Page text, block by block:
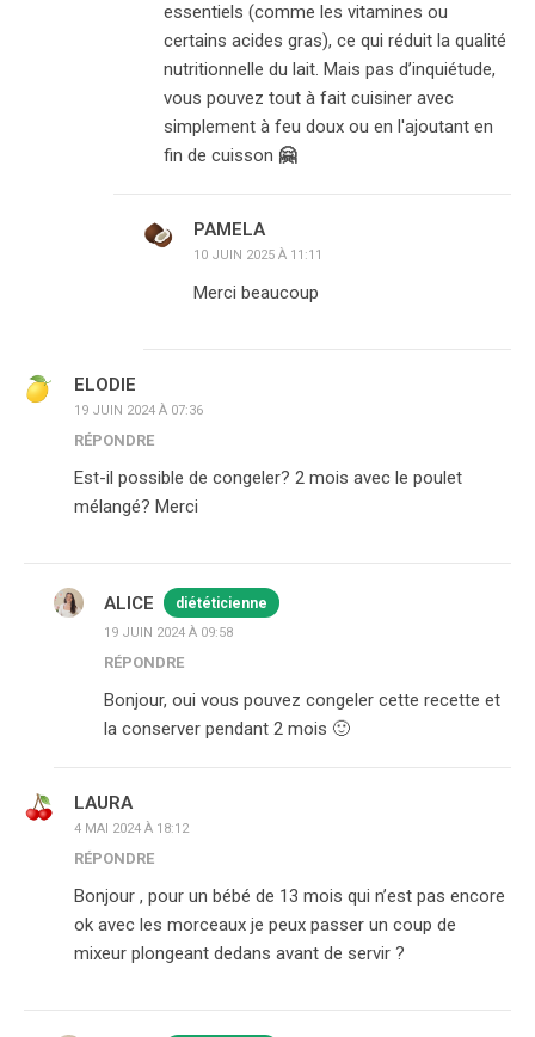
essentiels (comme les vitamines ou
certains acides gras), ce qui réduit la qualité
nutritionnelle du lait. Mais pas d’inquiétude,
vous pouvez tout à fait cuisiner avec
simplement à feu doux ou en l'ajoutant en
fin de cuisson 🤗
PAMELA
10 JUIN 2025 À 11:11
Merci beaucoup
ELODIE
19 JUIN 2024 À 07:36
RÉPONDRE
Est-il possible de congeler? 2 mois avec le poulet
mélangé? Merci
ALICE diététicienne
19 JUIN 2024 À 09:58
RÉPONDRE
Bonjour, oui vous pouvez congeler cette recette et
la conserver pendant 2 mois 🙂
LAURA
4 MAI 2024 À 18:12
RÉPONDRE
Bonjour , pour un bébé de 13 mois qui n’est pas encore
ok avec les morceaux je peux passer un coup de
mixeur plongeant dedans avant de servir ?